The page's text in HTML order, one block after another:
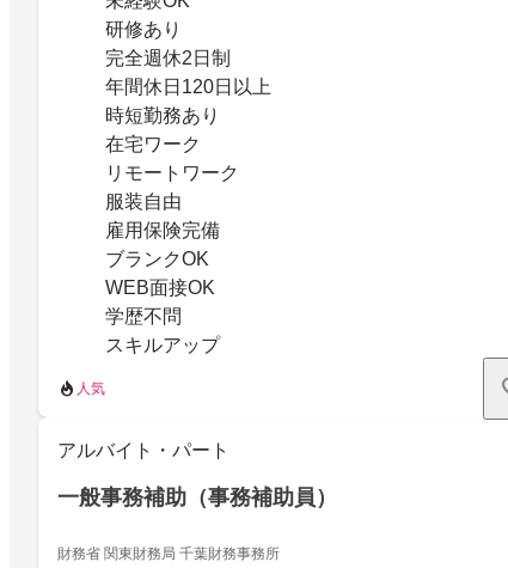
研修あり
完全週休2日制
年間休日120日以上
時短勤務あり
在宅ワーク
リモートワーク
服装自由
雇用保険完備
ブランクOK
WEB面接OK
学歴不問
スキルアップ
人気
アルバイト・パート
一般事務補助（事務補助員）
財務省 関東財務局 千葉財務事務所